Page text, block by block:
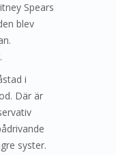
Spears
blev
i
Där är
syster.